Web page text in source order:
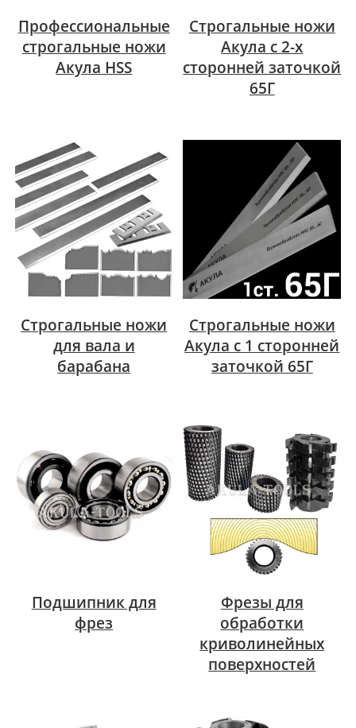
Профессиональные
строгальные ножи
Акула HSS
Строгальные ножи
Акула с 2-х
сторонней заточкой
65Г
Строгальные ножи
для вала и
барабана
Строгальные ножи
Акула с 1 сторонней
заточкой 65Г
Подшипник для
фрез
Фрезы для
обработки
криволинейных
поверхностей